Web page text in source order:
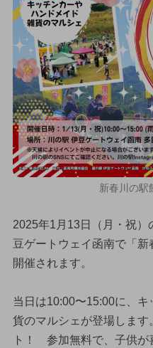
新春川の駅
2025年1月13日（月・祝
豆ゲートウェイ函南で「
開催されます。
当日は10:00〜15:00に、
貨のマルシェが登場しま
ト！ 参加無料で、子供が